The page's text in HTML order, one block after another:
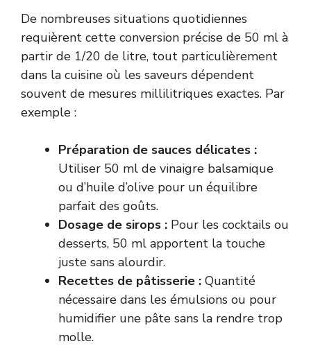
De nombreuses situations quotidiennes
requièrent cette conversion précise de 50 ml à
partir de 1/20 de litre, tout particulièrement
dans la cuisine où les saveurs dépendent
souvent de mesures millilitriques exactes. Par
exemple :
Préparation de sauces délicates :
Utiliser 50 ml de vinaigre balsamique
ou d’huile d’olive pour un équilibre
parfait des goûts.
Dosage de sirops : Pour les cocktails ou
desserts, 50 ml apportent la touche
juste sans alourdir.
Recettes de pâtisserie : Quantité
nécessaire dans les émulsions ou pour
humidifier une pâte sans la rendre trop
molle.